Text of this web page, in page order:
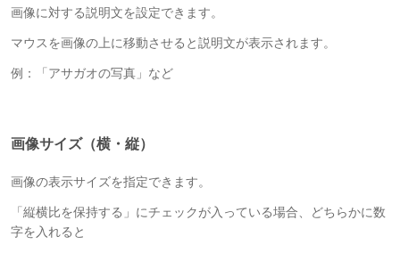
画像に対する説明文を設定できます。
マウスを画像の上に移動させると説明文が表示されます。
例：「アサガオの写真」など
画像サイズ（横・縦）
画像の表示サイズを指定できます。
「縦横比を保持する」にチェックが入っている場合、どちらかに数
字を入れると